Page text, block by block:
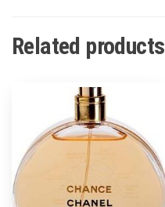
Related products